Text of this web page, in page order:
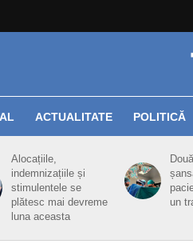
ACTUALITATE POLITICĂ
Alocațiile,
indemnizațiile și
stimulentele se
plătesc mai devreme
luna aceasta
un